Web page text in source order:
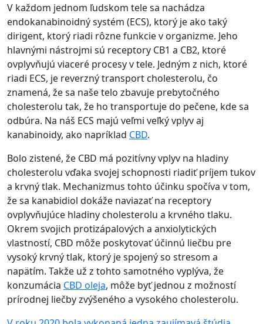
V každom jednom ľudskom tele sa nachádza
endokanabinoidný systém (ECS), ktorý je ako taký
dirigent, ktorý riadi rôzne funkcie v organizme. Jeho
hlavnými nástrojmi sú receptory CB1 a CB2, ktoré
ovplyvňujú viaceré procesy v tele. Jedným z nich, ktoré
riadi ECS, je reverzný transport cholesterolu, čo
znamená, že sa naše telo zbavuje prebytočného
cholesterolu tak, že ho transportuje do pečene, kde sa
odbúra. Na náš ECS majú veľmi veľký vplyv aj
kanabinoidy, ako napríklad CBD.
Bolo zistené, že CBD má pozitívny vplyv na hladiny
cholesterolu vďaka svojej schopnosti riadiť príjem tukov
a krvný tlak. Mechanizmus tohto účinku spočíva v tom,
že sa kanabidiol dokáže naviazať na receptory
ovplyvňujúce hladiny cholesterolu a krvného tlaku.
Okrem svojich protizápalových a anxiolytických
vlastností, CBD môže poskytovať účinnú liečbu pre
vysoký krvný tlak, ktorý je spojený so stresom a
napätím. Takže už z tohto samotného vyplýva, že
konzumácia CBD oleja, môže byť jednou z možností
prírodnej liečby zvýšeného a vysokého cholesterolu.